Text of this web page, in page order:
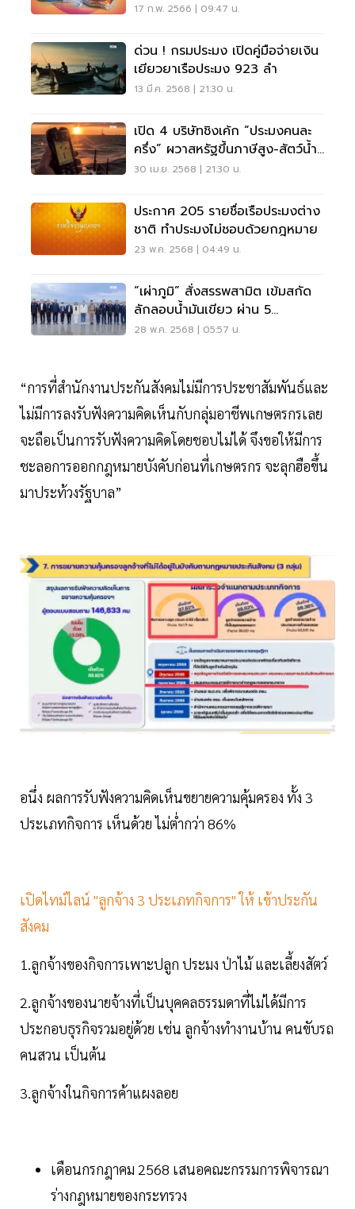
17 ก.พ. 2566 | 09:47 น.
ด่วน ! กรมประมง เปิดคู่มือจ่ายเงิน
เยียวยาเรือประมง 923 ลำ
13 มี.ค. 2568 | 21:30 น.
เปิด 4 บริษัทชิงเค้ก “ประมงคนละ
ครึ่ง” ผวาสหรัฐขึ้นภาษีสูง-สัตว์น้ำ
ทะลักไทย
30 เม.ย. 2568 | 21:30 น.
ประกาศ 205 รายชื่อเรือประมงต่าง
ชาติ ทำประมงไม่ชอบด้วยกฎหมาย
23 พ.ค. 2568 | 04:49 น.
“เผ่าภูมิ” สั่งสรรพสามิต เข้มสกัด
ลักลอบน้ำมันเขียว ผ่าน 5
มาตรการ
28 พ.ค. 2568 | 05:57 น.
“การที่สำนักงานประกันสังคมไม่มีการประชาสัมพันธ์และ
ไม่มีการลงรับฟังความคิดเห็นกับกลุ่มอาชีพเกษตรกรเลย
จะถือเป็นการรับฟังความคิดโดยชอบไม่ได้ จึงขอให้มีการ
ชะลอการออกกฎหมายบังคับก่อนที่เกษตรกร จะลุกฮือขึ้น
มาประท้วงรัฐบาล”
อนึ่ง ผลการรับฟังความคิดเห็นขยายความคุ้มครอง ทั้ง 3
ประเภทกิจการ เห็นด้วย ไม่ต่ำกว่า 86%
เปิดไทม์ไลน์ "ลูกจ้าง 3 ประเภทกิจการ" ให้ เข้าประกัน
สังคม
1.ลูกจ้างของกิจการเพาะปลูก ประมง ป่าไม้ และเลี้ยงสัตว์
2.ลูกจ้างของนายจ้างที่เป็นบุคคลธรรมดาที่ไม่ได้มีการ
ประกอบธุรกิจรวมอยู่ด้วย เช่น ลูกจ้างทำงานบ้าน คนขับรถ
คนสวน เป็นต้น
3.ลูกจ้างในกิจการค้าแผงลอย
เดือนกรกฎาคม 2568 เสนอคณะกรรมการพิจารณา
ร่างกฎหมายของกระทรวง